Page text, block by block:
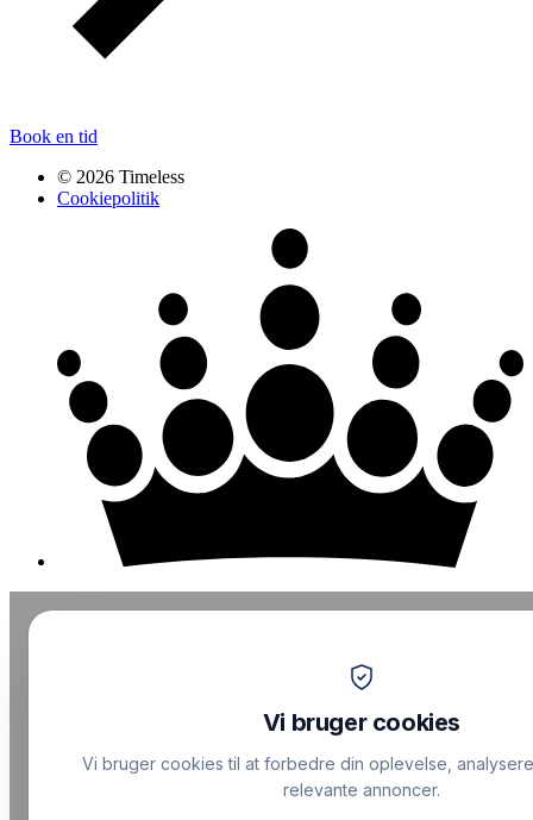
Book en tid
© 2026 Timeless
Cookiepolitik